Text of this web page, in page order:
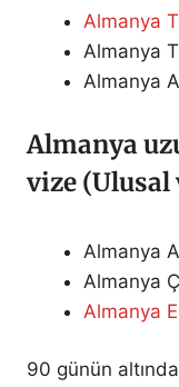
Almanya
Almanya
Almanya
Almanya
vize (Ulusal
Almanya
Almanya
Almanya
90 günün